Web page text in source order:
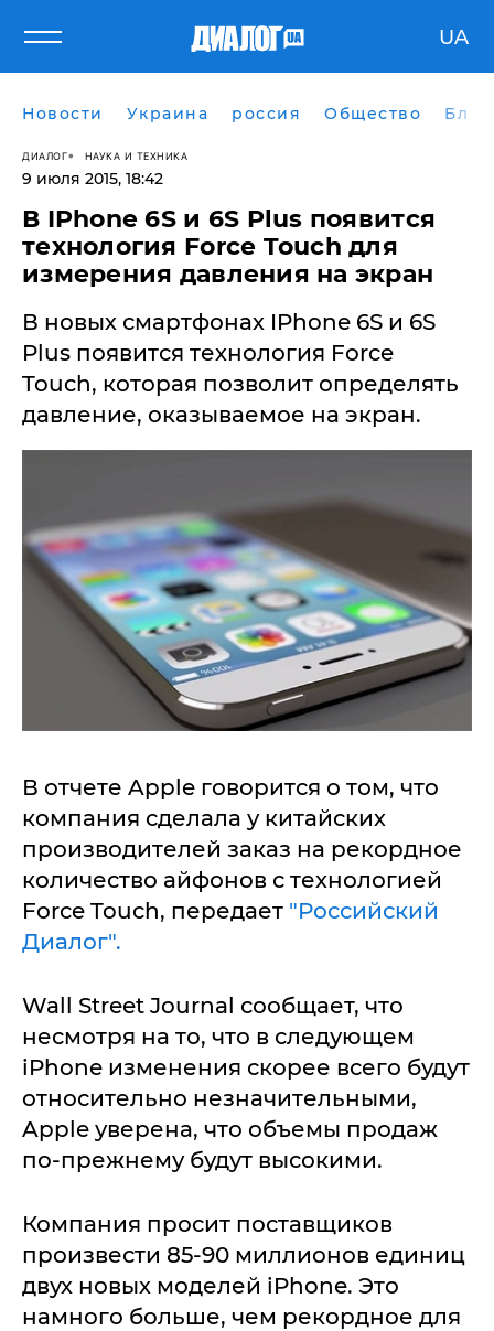
UA
Новости Украина россия Общество
ДИАЛОГ НАУКА И ТЕХНИКА
9 июля 2015, 18:42
В IPhone 6S и 6S Plus появится
технология Force Touch для
измерения давления на экран
В новых смартфонах ​IPhone 6S и 6S
Plus появится технология Force
Touch, которая позволит определять
давление, оказываемое на экран.
В отчете Apple говорится о том, что
компания сделала у китайских
производителей заказ на рекордное
количество айфонов с технологией
Force Touch, передает "Российский
Диалог".
Wall Street Journal сообщает, что
несмотря на то, что в следующем
iPhone изменения скорее всего будут
относительно незначительными,
Apple уверена, что объемы продаж
по-прежнему будут высокими.
Компания просит поставщиков
произвести 85-90 миллионов единиц
двух новых моделей iPhone. Это
намного больше, чем рекордное для